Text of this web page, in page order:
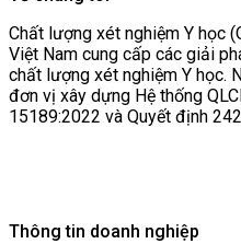
Chất lượng xét nghiệm Y học
Việt Nam cung cấp các giải
chất lượng xét nghiệm Y học.
đơn vị xây dựng Hệ thống
15189:2022 và Quyết định
Thông tin doanh nghiệp